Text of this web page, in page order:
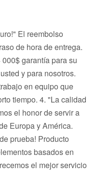
El reembolso
de hora de entrega.
garantía para su
y para nosotros.
en equipo que
tiempo. 4. "La calidad
el honor de servir a
Europa y América.
prueba! Producto
basados en
el mejor servicio